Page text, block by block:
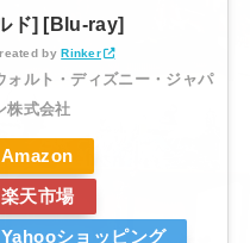
ド] [Blu-ray]
by Rinker
ォルト・ディズニー・ジャパ
株式会社
Amazon
楽天市場
Yahooショッピング